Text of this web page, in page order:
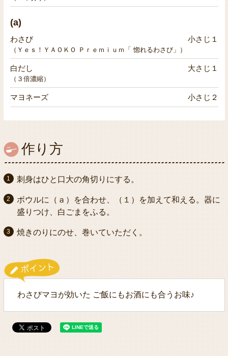
(a)
わさび 小さじ１
（Ｙｅｓ！ＹＡＯＫＯ Ｐｒｅｍｉｕｍ「 惚れるわさび」）
白だし 大さじ１
（３倍濃縮）
マヨネーズ 小さじ２
作り方
刺身はひと口大の角切りにする。
ボウルに（ａ）を合わせ、（１）を加えて和える。器に
盛りつけ、白ごまをふる。
焼きのりにのせ、巻いていただく。
わさびマヨが効いた ご飯にもお酒にも合うお味♪